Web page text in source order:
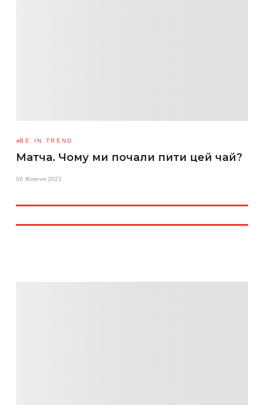
BE IN TREND
Матча. Чому ми почали пити цей чай?
06 Жовтня 2021